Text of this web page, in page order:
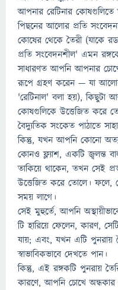
আপনার রেটিনার
পিছনের আলোর প্রতি
কোষের থেকে তৈরী (যাকে
প্রতি সংবেদনশীল' এমন
সাধারণত আপনি আপনার
রূপে গ্রহণ করেন — যা
'রেটিনাল' বলা হয়), কিছুটা
কোষগুলিকে উত্তেজিত করে
বৈদ্যুতিক সংকেত পাঠাতে
কিন্তু, যখন আপনি কোনো
কোনও ফ্ল্যাশ, একটি জ্বলন্ত
তাকিয়ে থাকেন, তখন সেই
উত্তেজিত করে তোলে। ফলে,
সময় লাগে।
সেই মুহুর্তে, আপনি
টি হারিয়ে ফেলেন, কারণ,
যায়; এবং, যখন এটি
স্বাভাবিকভাবে দেখতে পান।
কিন্তু, এই রঙ্গকটি পুনরায়
কারণে, আপনি চোখে